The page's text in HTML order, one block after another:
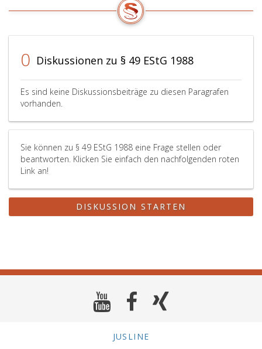
0 Diskussionen zu § 49 EStG 1988
Es sind keine Diskussionsbeiträge zu diesen Paragrafen
vorhanden.
Sie können zu § 49 EStG 1988 eine Frage stellen oder
beantworten. Klicken Sie einfach den nachfolgenden roten
Link an!
DISKUSSION STARTEN
JUSLINE